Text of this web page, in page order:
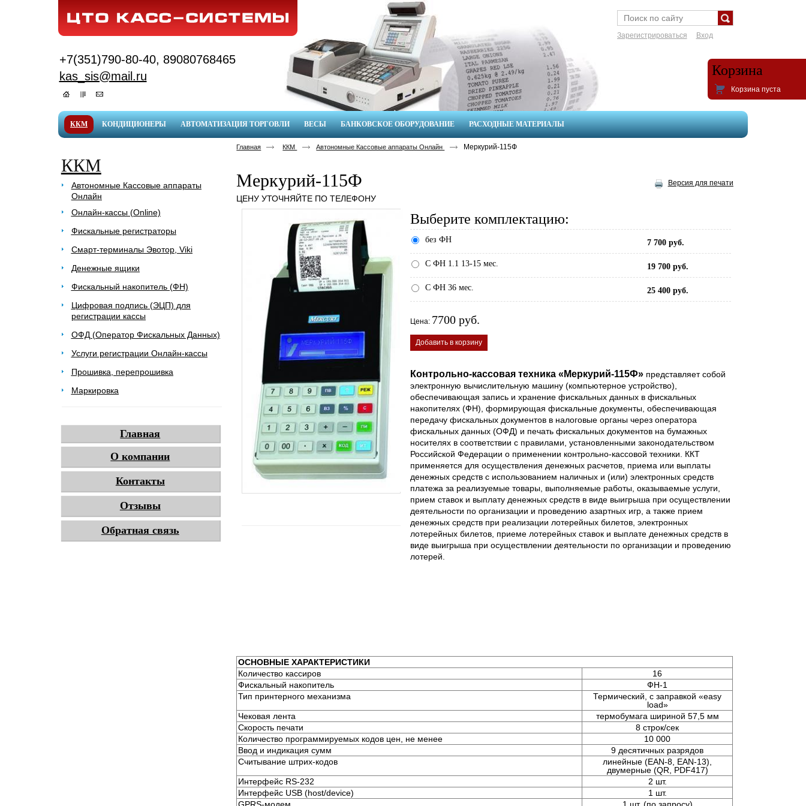
Зарегистрироваться Вход
+7(351)790-80-40, 89080768465
kas_sis@mail.ru
ККМ КОНДИЦИОНЕРЫ АВТОМАТИЗАЦИЯ ТОРГОВЛИ ВЕСЫ БАНКОВСКОЕ ОБОРУДОВАНИЕ РАСХОДНЫЕ МАТЕРИАЛЫ
ККМ
Автономные Кассовые аппараты
Онлайн
Онлайн-кассы (Online)
Фискальные регистраторы
Смарт-терминалы Эвотор, Viki
Денежные ящики
Фискальный накопитель (ФН)
Цифровая подпись (ЭЦП) для
регистрации кассы
ОФД (Оператор Фискальных Данных)
Услуги регистрации Онлайн-кассы
Прошивка, перепрошивка
Маркировка
Корзина
Корзина пуста
Главная
О компании
Контакты
Отзывы
Обратная связь
Главная ККМ Автономные Кассовые аппараты Онлайн Меркурий-115Ф
Меркурий-115Ф Версия для печати
ЦЕНУ УТОЧНЯЙТЕ ПО ТЕЛЕФОНУ
Выберите комплектацию:
без ФН 7 700 руб.
С ФН 1.1 13-15 мес. 19 700 руб.
С ФН 36 мес. 25 400 руб.
Цена: 7700 руб.
Добавить в корзину
Контрольно-кассовая техника «Меркурий-115Ф» представляет собой
электронную вычислительную машину (компьютерное устройство),
обеспечивающая запись и хранение фискальных данных в фискальных
накопителях (ФН), формирующая фискальные документы, обеспечивающая
передачу фискальных документов в налоговые органы через оператора
фискальных данных (ОФД) и печать фискальных документов на бумажных
носителях в соответствии с правилами, установленными законодательством
Российской Федерации о применении контрольно-кассовой техники. ККТ
применяется для осуществления денежных расчетов, приема или выплаты
денежных средств с использованием наличных и (или) электронных средств
платежа за реализуемые товары, выполняемые работы, оказываемые услуги,
прием ставок и выплату денежных средств в виде выигрыша при осуществлении
деятельности по организации и проведению азартных игр, а также прием
денежных средств при реализации лотерейных билетов, электронных
лотерейных билетов, приеме лотерейных ставок и выплате денежных средств в
виде выигрыша при осуществлении деятельности по организации и проведению
лотерей.
ОСНОВНЫЕ ХАРАКТЕРИСТИКИ
Количество кассиров
16
Фискальный накопитель
ФН-1
Тип принтерного механизма
Термический, с заправкой «easy
load»
Чековая лента
термобумага шириной 57,5 мм
Скорость печати
8 строк/сек
Количество программируемых кодов цен, не менее
10 000
Ввод и индикация сумм
9 десятичных разрядов
Считывание штрих-кодов
линейные (EAN-8, ЕАN-13),
двумерные (QR, PDF417)
Интерфейс RS-232
2 шт.
Интерфейс USB (host/device)
1 шт.